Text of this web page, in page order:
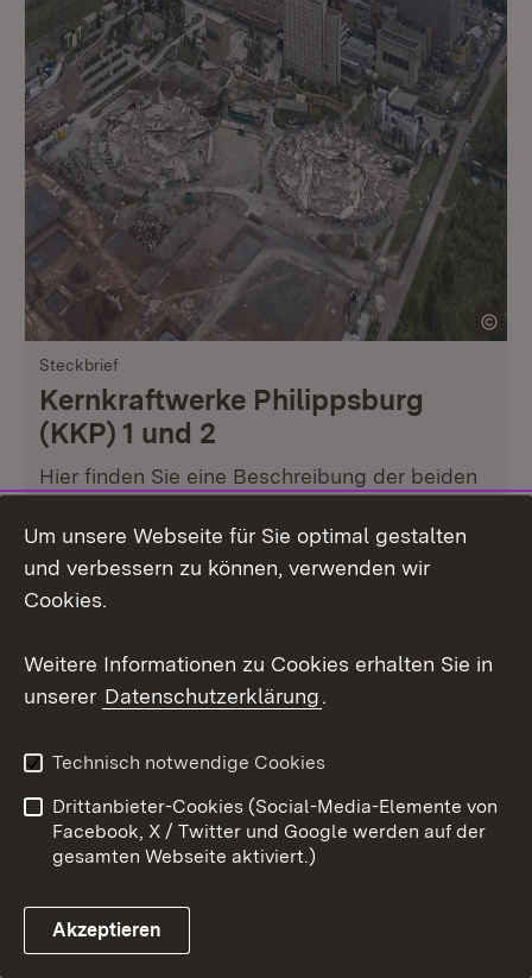
Steckbrief
Kernkraftwerke Philippsburg
(KKP) 1 und 2
Hier finden Sie eine Beschreibung der beiden
Betriebsdaten, Informationen zum Rückbau,
zur Betriebsgenehmigung sowie Stilllegungs-
und Abbaugenehmigungen.
Kernkraftwerke Philippsburg (KKP) 1 und 2
Um unsere Webseite für Sie optimal gestalten
und verbessern zu können, verwenden wir
Cookies.
Weitere Informationen zu Cookies erhalten Sie in
unserer Datenschutzerklärung.
Technisch notwendige Cookies
Drittanbieter-Cookies (Social-Media-Elemente von
Facebook, X / Twitter und Google werden auf der
gesamten Webseite aktiviert.)
Akzeptieren